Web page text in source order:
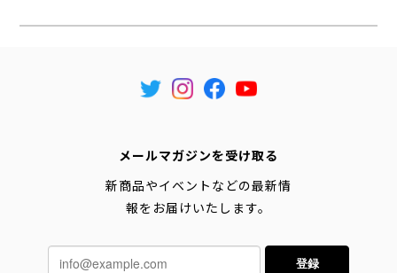
メールマガジンを受け取る
新商品やイベントなどの最新情
報をお届けいたします。
登録